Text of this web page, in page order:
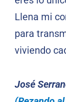
Llena mi
para
viviendo
José